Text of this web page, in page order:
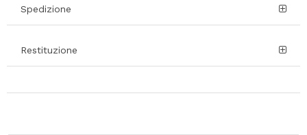
Spedizione
Restituzione